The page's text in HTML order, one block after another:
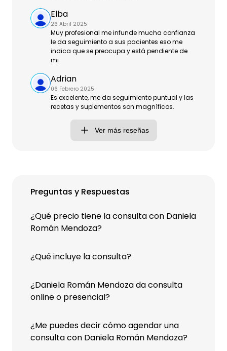
Preguntas y Respuestas
¿Qué precio tiene la consulta con Daniela
Román Mendoza?
¿Qué incluye la consulta?
¿Daniela Román Mendoza da consulta
online o presencial?
¿Me puedes decir cómo agendar una
consulta con Daniela Román Mendoza?
Elba
26 Abril 2025
Muy profesional me infunde mucha confianza
le da seguimiento a sus pacientes eso me
indica que se preocupa y está pendiente de
mi
Adrian
06 Febrero 2025
Es excelente, me da seguimiento puntual y las
recetas y suplementos son magníficos.
Ver más reseñas